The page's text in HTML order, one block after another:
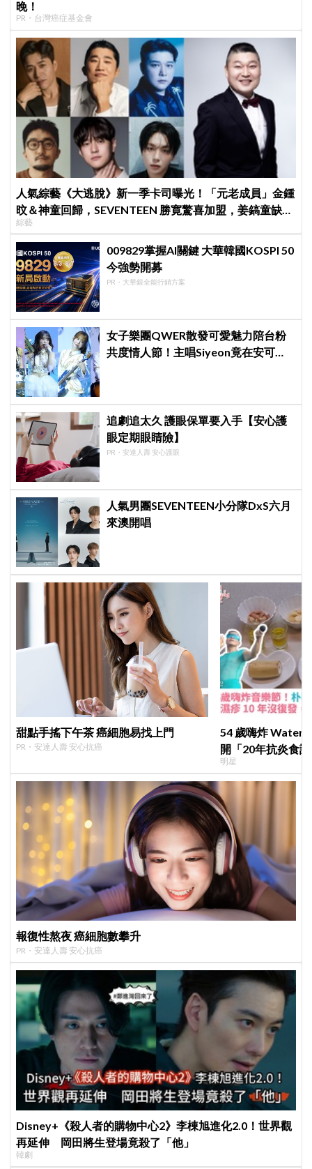
晚！
PR・台灣癌症基金會
人氣綜藝《大逃脫》新一季卡司曝光！「元老成員」金鍾
旼＆神童回歸，SEVENTEEN 勝寛驚喜加盟，姜鎬童缺席
成最大焦點
綜藝
009829掌握AI關鍵 大華韓國KOSPI 50
今強勢開募
PR・大華銀全能行銷方案
女子樂團QWER散發可愛魅力陪台粉
共度情人節！主唱Siyeon竟在安可後
追劇追太久 護眼保單要入手【安心護
眼定期眼睛險】
PR・安達人壽 安心護眼
人氣男團SEVENTEEN小分隊DxS六月
來澳開唱
甜點手搖下午茶 癌細胞易找上門
PR・安達人壽 安心抗癌
54 歲嗨炸
開「20年抗炎食
沒復發、砸20億
明星
報復性熬夜 癌細胞數攀升
PR・安達人壽 安心抗癌
Disney+《殺人者的購物中心2》李棟旭進化2.0！世界觀
再延伸 岡田將生登場竟殺了「他」
韓劇